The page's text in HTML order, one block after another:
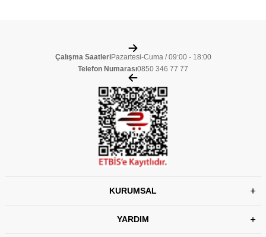
Çalışma SaatleriPazartesi-Cuma / 09:00 - 18:00
Telefon Numarası0850 346 77 77
KURUMSAL
YARDIM